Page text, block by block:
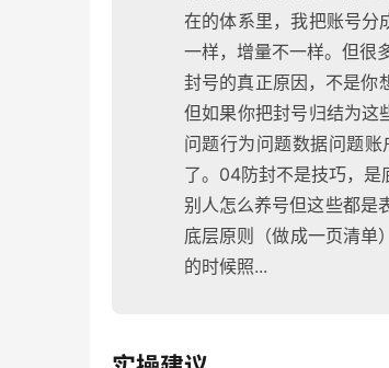
在的体系里，我把账号分
一样，增量不一样。但很
封号的真正原因，不是你
但如果你把封号归结为这
问题行为问题数据问题
了。04防封不是技巧，是
别人怎么养号但这些都是
底层原则（做成一页清单
的时候照...